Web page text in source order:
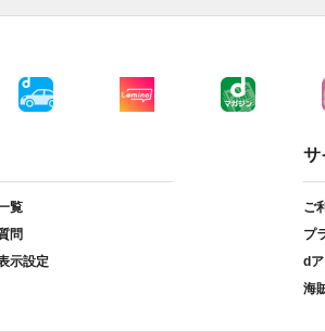
覧
問
示設定
サ
ご
プ
d
海